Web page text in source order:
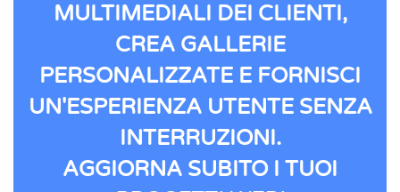
MULTIMEDIALI DEI CLIENTI,
CREA GALLERIE
PERSONALIZZATE E FORNISCI
UN'ESPERIENZA UTENTE SENZA
INTERRUZIONI.
AGGIORNA SUBITO I TUOI